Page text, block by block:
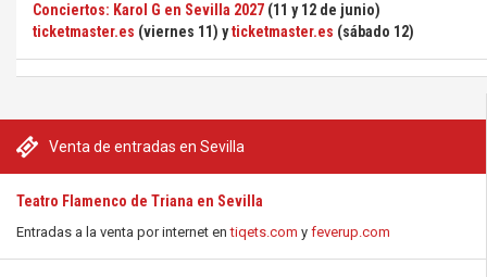
Venta de entradas en Sevilla
Teatro Flamenco de Triana en Sevilla
Entradas a la venta por internet entiqets.com y feverup.com
Conciertos: Karol G en Sevilla 2027 (11 y 12 de junio)
ticketmaster.es (viernes 11) yticketmaster.es (sábado 12)